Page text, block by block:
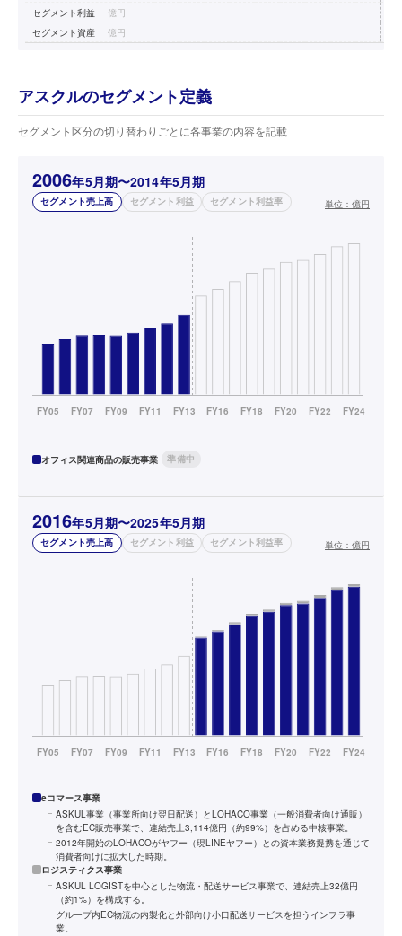
セグメント利益
億円
セグメント資産
億円
アスクルのセグメント定義
セグメント区分の切り替わりごとに各事業の内容を記載
2006年5月期〜2014年5月期
セグメント売上高 セグメント利益 セグメント利益率 単位： 億円
オフィス関連商品の販売事業 準備中
2016年5月期〜2025年5月期
セグメント売上高 セグメント利益 セグメント利益率 単位： 億円
eコマース事業
ASKUL事業（事業所向け翌日配送）とLOHACO事業（一般消費者向け通販）
を含むEC販売事業で、連結売上3,114億円（約99%）を占める中核事業。
2012年開始のLOHACOがヤフー（現LINEヤフー）との資本業務提携を通じて
消費者向けに拡大した時期。
ロジスティクス事業
ASKUL LOGISTを中心とした物流・配送サービス事業で、連結売上32億円
（約1%）を構成する。
グループ内EC物流の内製化と外部向け小口配送サービスを担うインフラ事
業。